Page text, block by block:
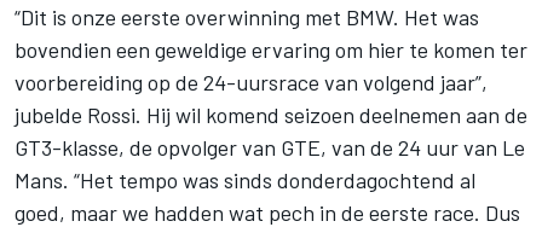
“Dit is onze eerste overwinning met BMW. Het was
bovendien een geweldige ervaring om hier te komen ter
voorbereiding op de 24-uursrace van volgend jaar”,
jubelde Rossi. Hij wil komend seizoen deelnemen aan de
GT3-klasse, de opvolger van GTE, van de 24 uur van Le
Mans. “Het tempo was sinds donderdagochtend al
goed, maar we hadden wat pech in de eerste race. Dus